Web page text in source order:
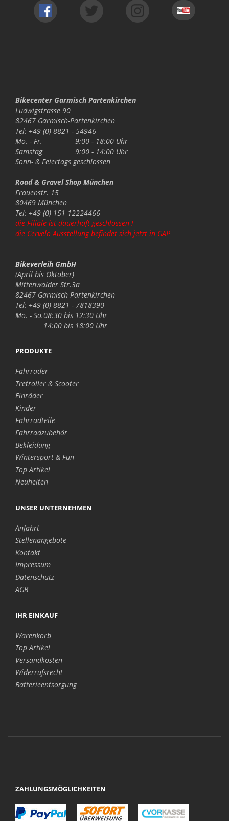
Bikecenter Garmisch Partenkirchen
Ludwigstrasse 90
82467 Garmisch-Partenkirchen
Tel: +49 (0) 8821 - 54946
Mo. - Fr.
9:00 - 18:00 Uhr
Samstag
9:00 - 14:00 Uhr
Sonn- & Feiertags geschlossen
Road & Gravel Shop München
Frauenstr. 15
80469 München
Tel: +49 (0) 151 12224466
die Filiale ist dauerhaft geschlossen !
die Cervelo Ausstellung befindet sich jetzt in GAP
Bikeverleih GmbH
(April bis Oktober)
Mittenwalder Str.3a
82467 Garmisch Partenkirchen
Tel: +49 (0) 8821 - 7818390
Mo. - So.08:30 bis 12:30 Uhr
14:00 bis 18:00 Uhr
PRODUKTE
Fahrräder
Tretroller & Scooter
Einräder
Kinder
Fahrradteile
Fahrradzubehör
Bekleidung
Wintersport & Fun
Top Artikel
Neuheiten
UNSER UNTERNEHMEN
Anfahrt
Stellenangebote
Kontakt
Impressum
Datenschutz
AGB
IHR EINKAUF
Warenkorb
Top Artikel
Versandkosten
Widerrufsrecht
Batterieentsorgung
ZAHLUNGSMÖGLICHKEITEN